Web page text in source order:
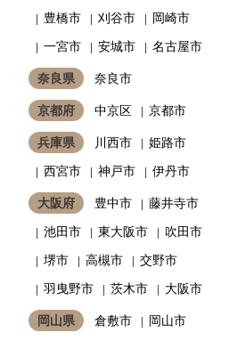
豊橋市
刈谷市
岡崎市
一宮市
安城市 名古屋市
奈良県 奈良市
京都府 中京区 京都市
兵庫県 川西市
姫路市
西宮市
神戸市 伊丹市
大阪府 豊中市
藤井寺市
池田市
東大阪市
吹田市
堺市
高槻市
交野市
羽曳野市
茨木市 大阪市
岡山県 倉敷市 岡山市